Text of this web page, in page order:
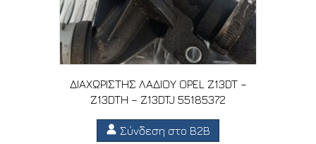
ΔΙΑΧΩΡΙΣΤΗΣ ΛΑΔΙΟΥ OPEL Z13DT –
Z13DTH – Z13DTJ 55185372
Σύνδεση στο B2B